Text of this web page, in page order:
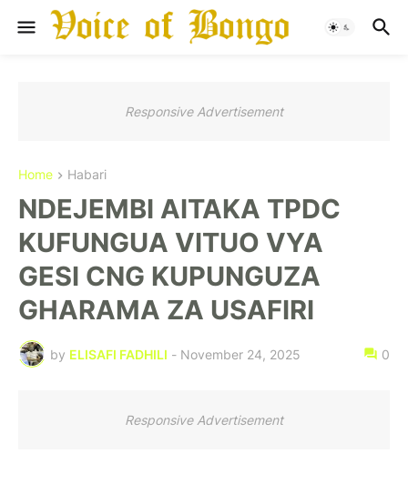
Responsive Advertisement
Home Habari
NDEJEMBI AITAKA TPDC
KUFUNGUA VITUO VYA
GESI CNG KUPUNGUZA
GHARAMA ZA USAFIRI
by ELISAFI FADHILI - November 24, 2025 0
Responsive Advertisement